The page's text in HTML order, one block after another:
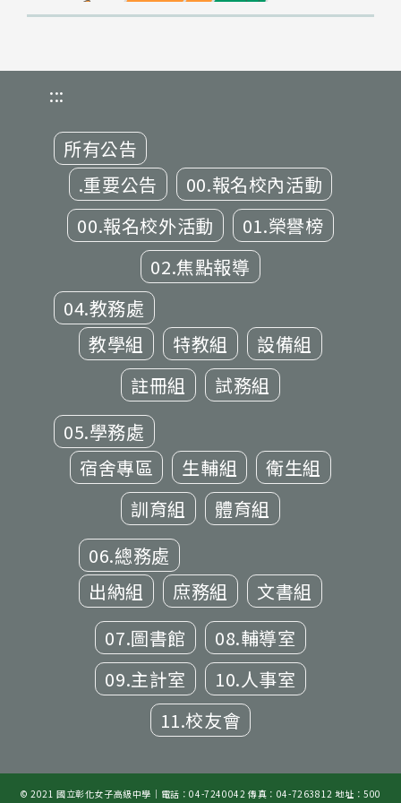
:::
所有公告
.重要公告
00.報名校內活動
00.報名校外活動
01.榮譽榜
02.焦點報導
04.教務處
教學組
特教組
設備組
註冊組
試務組
05.學務處
宿舍專區
生輔組
衛生組
訓育組
體育組
06.總務處
出納組
庶務組
文書組
07.圖書館
08.輔導室
09.主計室
10.人事室
11.校友會
© 2021 國立彰化女子高級中學｜電話：04-7240042 傳真：04-7263812 地址：500